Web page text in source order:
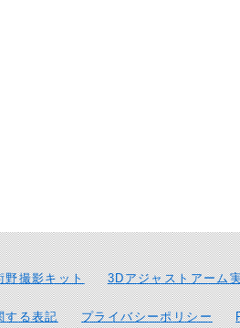
野撮影キット 3Dアジャストアーム
する表記 プライバシーポリシー